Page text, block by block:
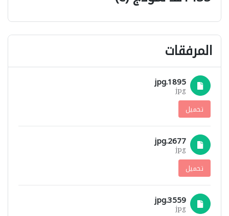
المرفقات
1895.jpg
jpg
تحميل
2677.jpg
jpg
تحميل
3559.jpg
jpg